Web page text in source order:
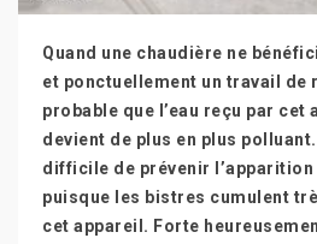
Quand une chaudière ne
et ponctuellement un travail de
probable que l’eau reçu par cet
devient de plus en plus
difficile de prévenir l’apparition
puisque les bistres cumulent
cet appareil. Forte